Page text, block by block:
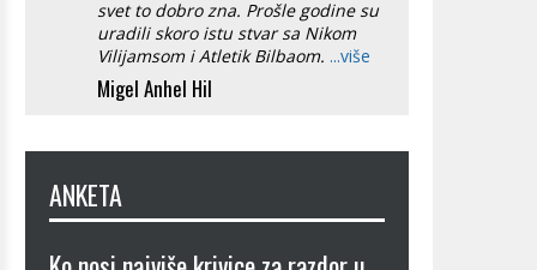
svet to dobro zna. Prošle godine su
uradili skoro istu stvar sa Nikom
Vilijamsom i Atletik Bilbaom. ...više
Migel Anhel Hil
ANKETA